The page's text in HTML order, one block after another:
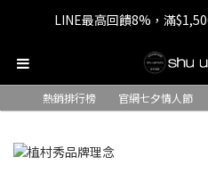
七夕情人節 全站9折，下
LINE最高回饋8%，滿
七夕情人節 全站9折，下
熱銷排行榜 官網七夕情人節